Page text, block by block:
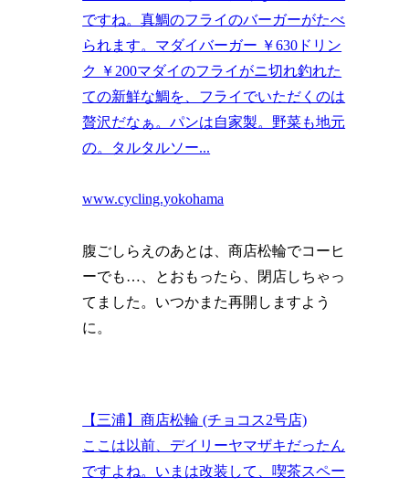
ですね。真鯛のフライのバーガーがたべ
られます。マダイバーガー ￥630ドリン
ク ￥200マダイのフライがニ切れ釣れた
ての新鮮な鯛を、フライでいただくのは
贅沢だなぁ。パンは自家製。野菜も地元
の。タルタルソー...
www.cycling.yokohama
腹ごしらえのあとは、商店松輪でコーヒ
ーでも…、とおもったら、閉店しちゃっ
てました。いつかまた再開しますよう
に。
【三浦】商店松輪 (チョコス2号店)
ここは以前、デイリーヤマザキだったん
ですよね。いまは改装して、喫茶スペー